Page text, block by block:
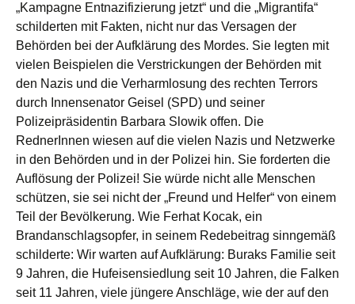
„Kampagne Entnazifizierung jetzt“ und die „Migrantifa“
schilderten mit Fakten, nicht nur das Versagen der
Behörden bei der Aufklärung des Mordes. Sie legten mit
vielen Beispielen die Verstrickungen der Behörden mit
den Nazis und die Verharmlosung des rechten Terrors
durch Innensenator Geisel (SPD) und seiner
Polizeipräsidentin Barbara Slowik offen. Die
RednerInnen wiesen auf die vielen Nazis und Netzwerke
in den Behörden und in der Polizei hin. Sie forderten die
Auflösung der Polizei! Sie würde nicht alle Menschen
schützen, sie sei nicht der „Freund und Helfer“ von einem
Teil der Bevölkerung. Wie Ferhat Kocak, ein
Brandanschlagsopfer, in seinem Redebeitrag sinngemäß
schilderte: Wir warten auf Aufklärung: Buraks Familie seit
9 Jahren, die Hufeisensiedlung seit 10 Jahren, die Falken
seit 11 Jahren, viele jüngere Anschläge, wie der auf den